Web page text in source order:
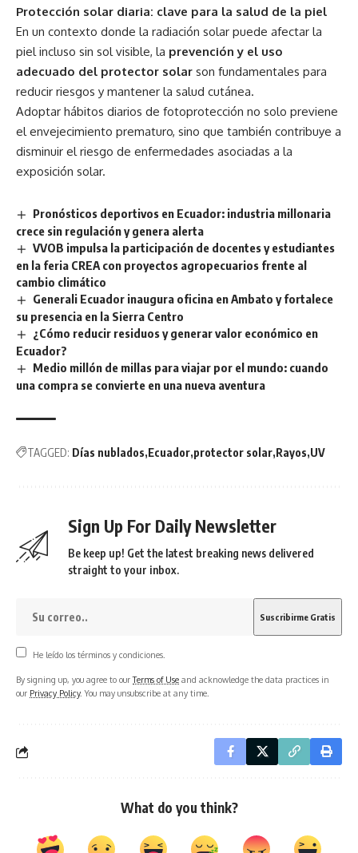
Protección solar diaria: clave para la salud de la piel
En un contexto donde la radiación solar puede afectar la
piel incluso sin sol visible, la prevención y el uso
adecuado del protector solar son fundamentales para
reducir riesgos y mantener la salud cutánea.
Adoptar hábitos diarios de fotoprotección no solo previene
el envejecimiento prematuro, sino que también contribuye a
disminuir el riesgo de enfermedades asociadas a la
exposición solar.
Pronósticos deportivos en Ecuador: industria millonaria
crece sin regulación y genera alerta
VVOB impulsa la participación de docentes y estudiantes
en la feria CREA con proyectos agropecuarios frente al
cambio climático
Generali Ecuador inaugura oficina en Ambato y fortalece
su presencia en la Sierra Centro
¿Cómo reducir residuos y generar valor económico en
Ecuador?
Medio millón de millas para viajar por el mundo: cuando
una compra se convierte en una nueva aventura
TAGGED: Días nublados Ecuador protector solar Rayos UV
Sign Up For Daily Newsletter
Be keep up! Get the latest breaking news delivered
straight to your inbox.
He leído los términos y condiciones.
By signing up, you agree to ourTerms of Use and acknowledge the data practices in
our Privacy Policy. You may unsubscribe at any time.
What do you think?